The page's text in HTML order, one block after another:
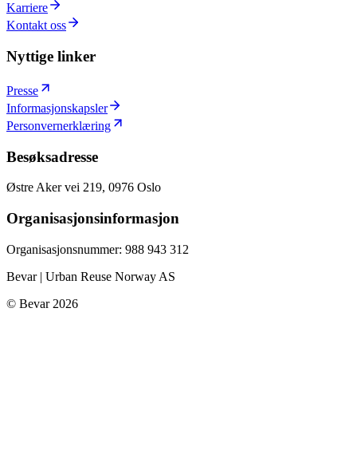
Karriere
Kontakt oss
Nyttige linker
Presse
Informasjonskapsler
Personvernerklæring
Besøksadresse
Østre Aker vei 219, 0976 Oslo
Organisasjonsinformasjon
Organisasjonsnummer: 988 943 312
Bevar | Urban Reuse Norway AS
© Bevar 2026